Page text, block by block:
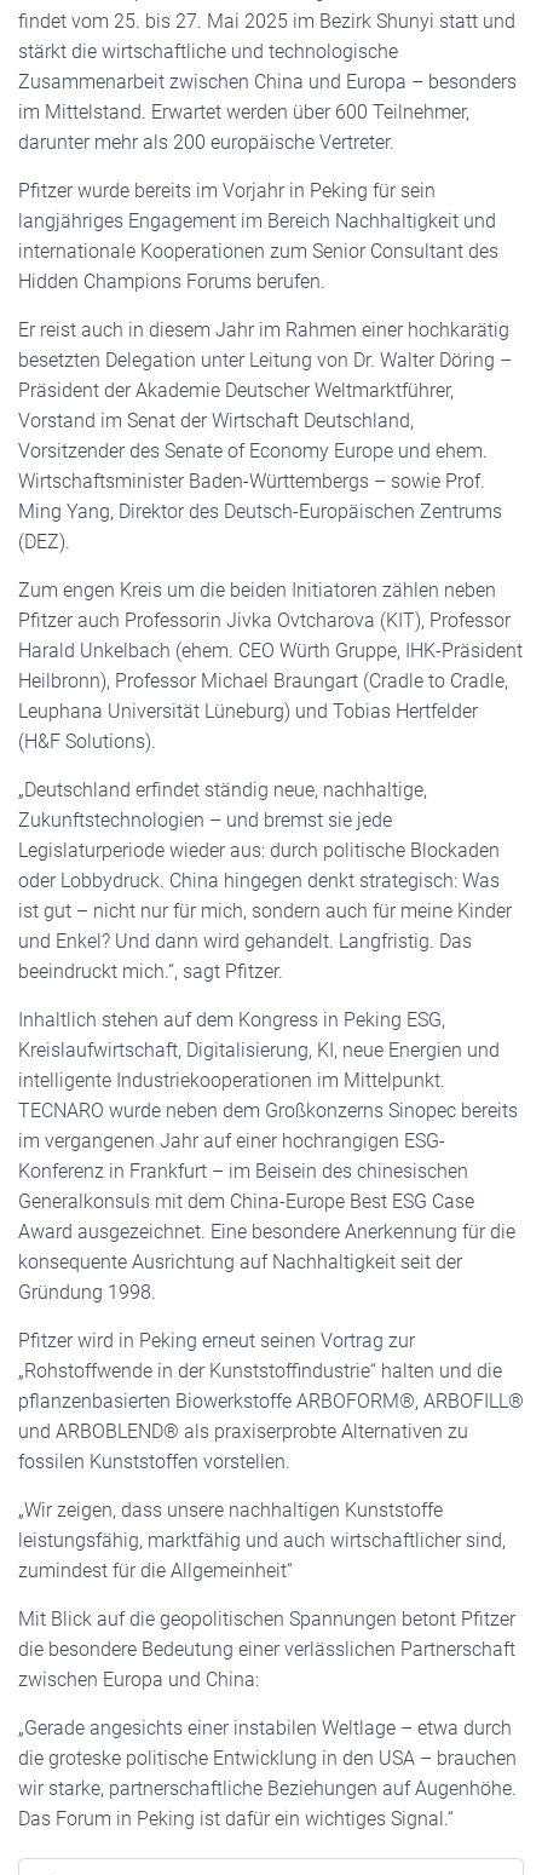
findet vom 25. bis 27. Mai 2025 im Bezirk Shunyi statt und
stärkt die wirtschaftliche und technologische
Zusammenarbeit zwischen China und Europa – besonders
im Mittelstand. Erwartet werden über 600 Teilnehmer,
darunter mehr als 200 europäische Vertreter.
Pfitzer wurde bereits im Vorjahr in Peking für sein
langjähriges Engagement im Bereich Nachhaltigkeit und
internationale Kooperationen zum Senior Consultant des
Hidden Champions Forums berufen.
Er reist auch in diesem Jahr im Rahmen einer hochkarätig
besetzten Delegation unter Leitung von Dr. Walter Döring –
Präsident der Akademie Deutscher Weltmarktführer,
Vorstand im Senat der Wirtschaft Deutschland,
Vorsitzender des Senate of Economy Europe und ehem.
Wirtschaftsminister Baden-Württembergs – sowie Prof.
Ming Yang, Direktor des Deutsch-Europäischen Zentrums
(DEZ).
Zum engen Kreis um die beiden Initiatoren zählen neben
Pfitzer auch Professorin Jivka Ovtcharova (KIT), Professor
Harald Unkelbach (ehem. CEO Würth Gruppe, IHK-Präsident
Heilbronn), Professor Michael Braungart (Cradle to Cradle,
Leuphana Universität Lüneburg) und Tobias Hertfelder
(H&F Solutions).
„Deutschland erfindet ständig neue, nachhaltige,
Zukunftstechnologien – und bremst sie jede
Legislaturperiode wieder aus: durch politische Blockaden
oder Lobbydruck. China hingegen denkt strategisch: Was
ist gut – nicht nur für mich, sondern auch für meine Kinder
und Enkel? Und dann wird gehandelt. Langfristig. Das
beeindruckt mich.“, sagt Pfitzer.
Inhaltlich stehen auf dem Kongress in Peking ESG,
Kreislaufwirtschaft, Digitalisierung, KI, neue Energien und
intelligente Industriekooperationen im Mittelpunkt.
TECNARO wurde neben dem Großkonzerns Sinopec bereits
im vergangenen Jahr auf einer hochrangigen ESG-
Konferenz in Frankfurt – im Beisein des chinesischen
Generalkonsuls mit dem China-Europe Best ESG Case
Award ausgezeichnet. Eine besondere Anerkennung für die
konsequente Ausrichtung auf Nachhaltigkeit seit der
Gründung 1998.
Pfitzer wird in Peking erneut seinen Vortrag zur
„Rohstoffwende in der Kunststoffindustrie“ halten und die
pflanzenbasierten Biowerkstoffe ARBOFORM®, ARBOFILL®
und ARBOBLEND® als praxiserprobte Alternativen zu
fossilen Kunststoffen vorstellen.
„Wir zeigen, dass unsere nachhaltigen Kunststoffe
leistungsfähig, marktfähig und auch wirtschaftlicher sind,
zumindest für die Allgemeinheit“
Mit Blick auf die geopolitischen Spannungen betont Pfitzer
die besondere Bedeutung einer verlässlichen Partnerschaft
zwischen Europa und China:
„Gerade angesichts einer instabilen Weltlage – etwa durch
die groteske politische Entwicklung in den USA – brauchen
wir starke, partnerschaftliche Beziehungen auf Augenhöhe.
Das Forum in Peking ist dafür ein wichtiges Signal.“